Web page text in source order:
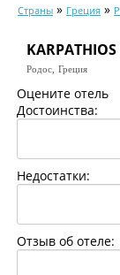
Календарь
Цены дня
Страны
Страны » Греция »
Родос, Греция
Оцените отель
Достоинства:
Недостатки:
Отзыв об отеле: